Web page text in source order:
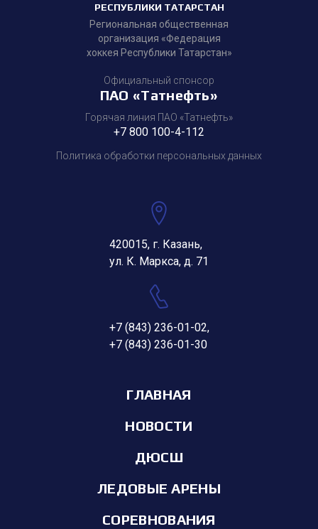
РЕСПУБЛИКИ ТАТАРСТАН
Региональная общественная
организация «Федерация
хоккея Республики Татарстан»
Официальный спонсор
ПАО «Татнефть»
Горячая линия ПАО «Татнефть»
+7 800 100-4-112
Политика обработки персональных данных
420015, г. Казань,
ул. К. Маркса, д. 71
+7 (843) 236-01-02,
+7 (843) 236-01-30
ГЛАВНАЯ
НОВОСТИ
ДЮСШ
ЛЕДОВЫЕ АРЕНЫ
СОРЕВНОВАНИЯ